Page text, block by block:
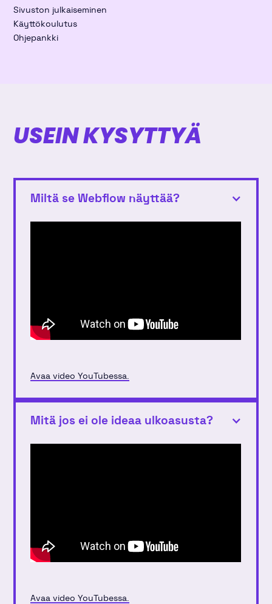
Sivuston julkaiseminen
Käyttökoulutus
Ohjepankki
USEIN KYSYTTYÄ
Miltä se Webflow näyttää?
Avaa video YouTubessa.
Mitä jos ei ole ideaa ulkoasusta?
Avaa video YouTubessa.